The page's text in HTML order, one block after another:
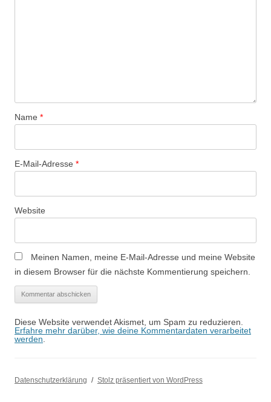
Name *
E-Mail-Adresse *
Website
Meinen Namen, meine E-Mail-Adresse und meine Website
in diesem Browser für die nächste Kommentierung speichern.
Diese Website verwendet Akismet, um Spam zu reduzieren.
Erfahre mehr darüber, wie deine Kommentardaten verarbeitet
werden.
Datenschutzerklärung Stolz präsentiert von WordPress